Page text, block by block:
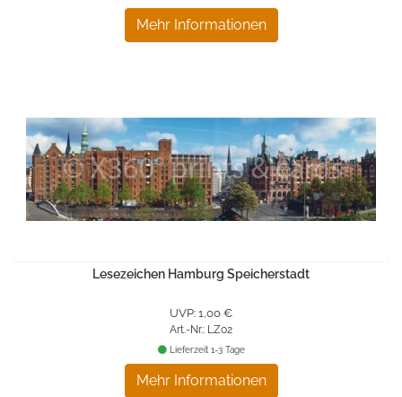
Mehr Informationen
Lesezeichen Hamburg Speicherstadt
UVP: 1,00 €
Art.-Nr.: LZ02
Mehr Informationen
Lieferzeit 1-3 Tage